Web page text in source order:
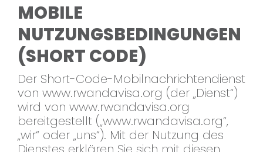
MOBILE
NUTZUNGSBEDINGUNGEN
(SHORT CODE)
Der Short-Code-Mobilnachrichtendienst
von www.rwandavisa.org (der „Dienst“)
wird von www.rwandavisa.org
bereitgestellt („www.rwandavisa.org“,
„wir“ oder „uns“). Mit der Nutzung des